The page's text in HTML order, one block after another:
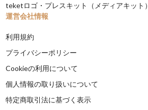
teketロゴ・プレスキット（メディアキット）
運営会社情報
利用規約
プライバシーポリシー
Cookieの利用について
個人情報の取り扱いについて
特定商取引法に基づく表示